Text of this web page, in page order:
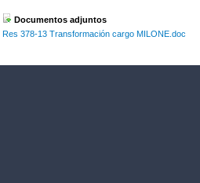
Documentos adjuntos
Res 378-13 Transformación cargo MILONE.doc